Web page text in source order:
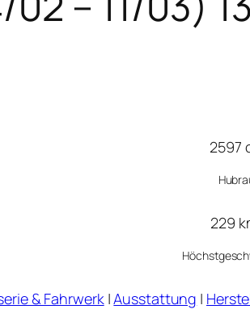
2597
229
& Fahrwerk |Ausstattung |